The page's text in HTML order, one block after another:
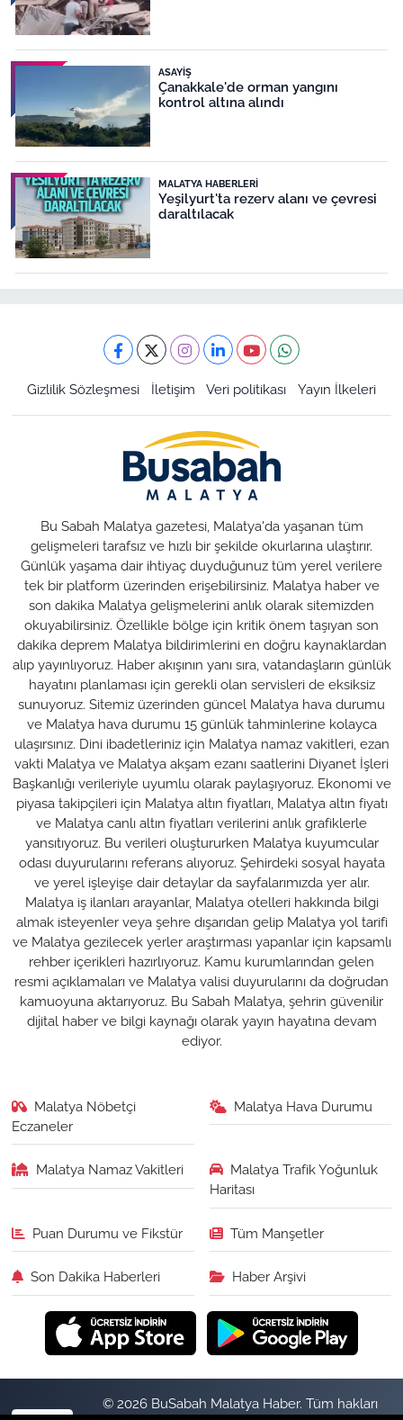
ASAYIŞ
Çanakkale'de orman yangını
kontrol altına alındı
MALATYA HABERLERI
Yeşilyurt'ta rezerv alanı ve çevresi
daraltılacak
Gizlilik Sözleşmesi İletişim Veri politikası Yayın İlkeleri
Bu Sabah Malatya gazetesi, Malatya'da yaşanan tüm
gelişmeleri tarafsız ve hızlı bir şekilde okurlarına ulaştırır.
Günlük yaşama dair ihtiyaç duyduğunuz tüm yerel verilere
tek bir platform üzerinden erişebilirsiniz. Malatya haber ve
son dakika Malatya gelişmelerini anlık olarak sitemizden
okuyabilirsiniz. Özellikle bölge için kritik önem taşıyan son
dakika deprem Malatya bildirimlerini en doğru kaynaklardan
alıp yayınlıyoruz. Haber akışının yanı sıra, vatandaşların günlük
hayatını planlaması için gerekli olan servisleri de eksiksiz
sunuyoruz. Sitemiz üzerinden güncel Malatya hava durumu
ve Malatya hava durumu 15 günlük tahminlerine kolayca
ulaşırsınız. Dini ibadetleriniz için Malatya namaz vakitleri, ezan
vakti Malatya ve Malatya akşam ezanı saatlerini Diyanet İşleri
Başkanlığı verileriyle uyumlu olarak paylaşıyoruz. Ekonomi ve
piyasa takipçileri için Malatya altın fiyatları, Malatya altın fiyatı
ve Malatya canlı altın fiyatları verilerini anlık grafiklerle
yansıtıyoruz. Bu verileri oluştururken Malatya kuyumcular
odası duyurularını referans alıyoruz. Şehirdeki sosyal hayata
ve yerel işleyişe dair detaylar da sayfalarımızda yer alır.
Malatya iş ilanları arayanlar, Malatya otelleri hakkında bilgi
almak isteyenler veya şehre dışarıdan gelip Malatya yol tarifi
ve Malatya gezilecek yerler araştırması yapanlar için kapsamlı
rehber içerikleri hazırlıyoruz. Kamu kurumlarından gelen
resmi açıklamaları ve Malatya valisi duyurularını da doğrudan
kamuoyuna aktarıyoruz. Bu Sabah Malatya, şehrin güvenilir
dijital haber ve bilgi kaynağı olarak yayın hayatına devam
ediyor.
Malatya Nöbetçi
Eczaneler
Malatya Hava Durumu
Malatya Namaz Vakitleri
Malatya Trafik Yoğunluk
Haritası
Puan Durumu ve Fikstür Tüm Manşetler
Son Dakika Haberleri Haber Arşivi
© 2026 BuSabah Malatya Haber. Tüm hakları